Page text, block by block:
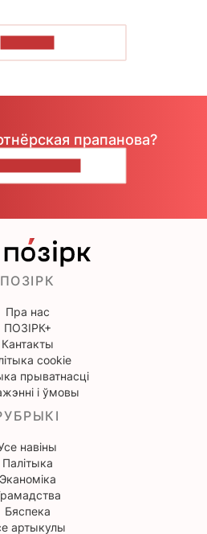
прапанова?
ПОЗІРК
Пра нас
ПОЗІРК+
Кантакты
cookie
прыватнасці
і ўмовы
навіны
Палітыка
Эканоміка
Бяспека
артыкулы